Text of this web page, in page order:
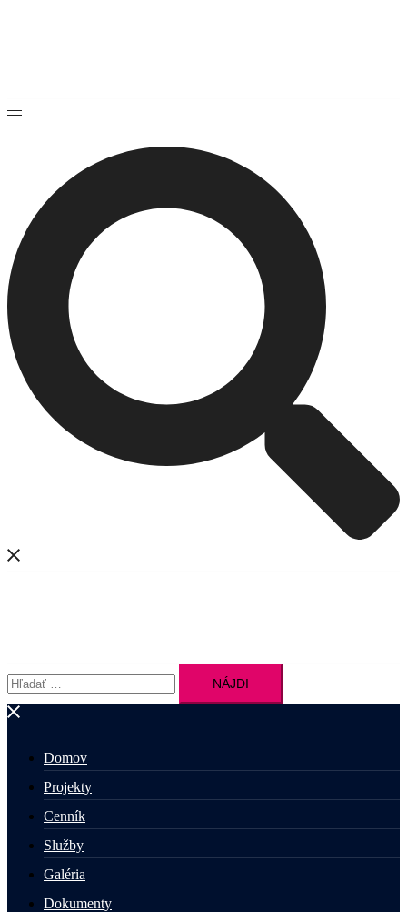
Hľadať:
Domov
Projekty
Cenník
Služby
Galéria
Dokumenty